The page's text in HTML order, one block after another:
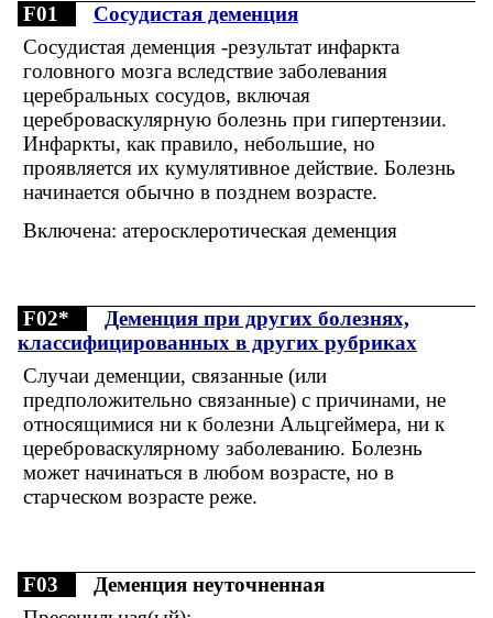
F01
Сосудистая деменция
Сосудистая деменция -результат инфаркта
головного мозга вследствие заболевания
церебральных сосудов, включая
цереброваскулярную болезнь при гипертензии.
Инфаркты, как правило, небольшие, но
проявляется их кумулятивное действие. Болезнь
начинается обычно в позднем возрасте.
Включена: атеросклеротическая деменция
F02*
Деменция при других болезнях,
классифицированных в других рубриках
Случаи деменции, связанные (или
предположительно связанные) с причинами, не
относящимися ни к болезни Альцгеймера, ни к
цереброваскулярному заболеванию. Болезнь
может начинаться в любом возрасте, но в
старческом возрасте реже.
F03
Деменция неуточненная